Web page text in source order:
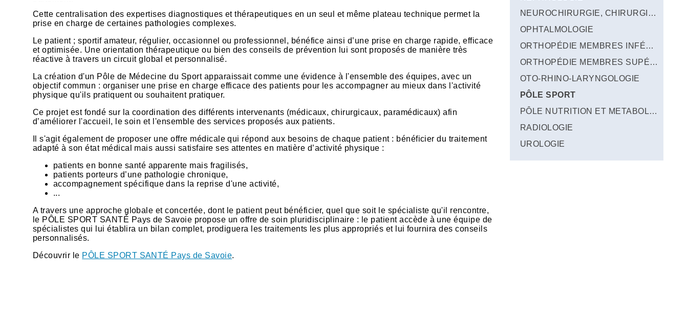
​Cette centralisation des expertises diagnostiques et thérapeutiques en un seul et même plateau technique permet la
prise en charge de certaines pathologies complexes.
Le patient ; sportif amateur, régulier, occasionnel ou professionnel, bénéfice ainsi d’une prise en charge rapide, efficace
et optimisée. Une orientation thérapeutique ou bien des conseils de prévention lui sont proposés de manière très
réactive à travers un circuit global et personnalisé.
La création d'un Pôle de Médecine du Sport apparaissait comme une évidence à l'ensemble des équipes, avec un
objectif commun : organiser une prise en charge efficace des patients pour les accompagner au mieux dans l'activité
physique qu'ils pratiquent ou souhaitent pratiquer.
Ce projet est fondé sur la coordination des différents intervenants (médicaux, chirurgicaux, paramédicaux) afin
d’améliorer l'accueil, le soin et l'ensemble des services proposés aux patients.
Il s'agit également de proposer une offre médicale qui répond aux besoins de chaque patient : bénéficier du traitement
adapté à son état médical mais aussi satisfaire ses attentes en matière d’activité physique :
patients en bonne santé apparente mais fragilisés,
patients porteurs d’une pathologie chronique,
accompagnement spécifique dans la reprise d'une activité,
...
A travers une approche globale et concertée, dont le patient peut bénéficier, quel que soit le spécialiste qu'il rencontre,
le PÔLE SPORT SANTÉ Pays de Savoie propose un offre de soin pluridisciplinaire : le patient accède à une équipe de
spécialistes qui lui établira un bilan complet, prodiguera les traitements les plus appropriés et lui fournira des conseils
personnalisés.
Découvrir le PÔLE SPORT SANTÉ Pays de Savoie.
NEUROCHIRURGIE, CHIRURGIE DU RACHIS
OPHTALMOLOGIE
ORTHOPÉDIE MEMBRES INFÉRIEURS
ORTHOPÉDIE MEMBRES SUPÉRIEURS
OTO-RHINO-LARYNGOLOGIE
PÔLE SPORT
PÔLE NUTRITION ET METABOLISME
RADIOLOGIE
UROLOGIE